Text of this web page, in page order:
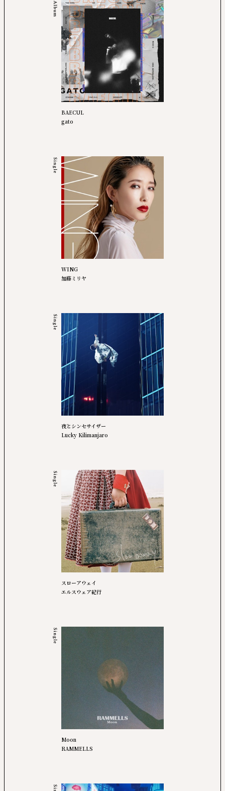
BAECUL
gato
Album
WING
加藤ミリヤ
Single
夜とシンセサイザー
Lucky Kilimanjaro
Single
スローアウェイ
エルスウェア紀行
Single
Moon
RAMMELLS
Single